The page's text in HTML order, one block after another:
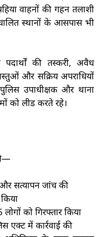
वाहनों की गहन तलाशी
स्थानों के आसपास भी
की तस्करी, अवैध
और सक्रिय अपराधियों
उपाधीक्षक और थाना
को लीड करते रहे।
सत्यापन जांच की
को गिरफ्तार किया
एक्ट में कार्रवाई की